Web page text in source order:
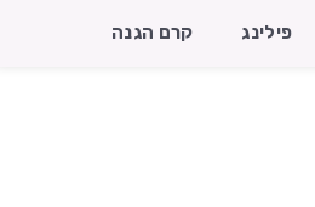
פילינג קרם הגנה